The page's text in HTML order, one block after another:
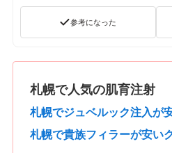
参考になった
札幌で人気の肌育注射
札幌でジュベルック注入が
札幌で貴族フィラーが安い